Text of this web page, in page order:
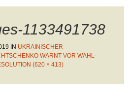
1133491738
IN UKRAINISCHER
WARNT VOR WAHL-
(620 × 413)